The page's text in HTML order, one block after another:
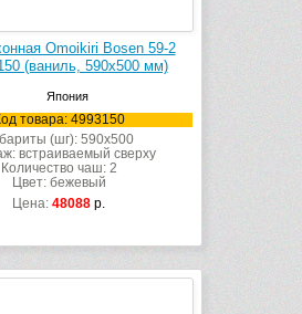
Omoikiri Bosen 59-2
(ваниль, 590х500 мм)
Япония
товара: 4993150
(шг): 590x500
встраиваемый сверху
Количество чаш: 2
Цвет: бежевый
Цена: 48088 р.